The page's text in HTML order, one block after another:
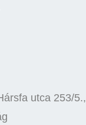
utca 253/5.,